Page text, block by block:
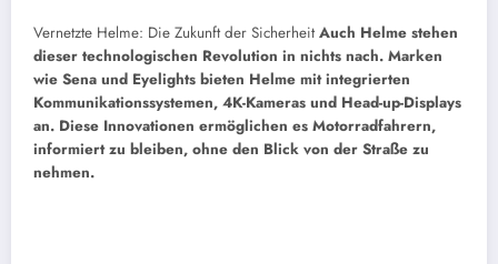
Vernetzte Helme: Die Zukunft der SicherheitAuch Helme stehen
dieser technologischen Revolution in nichts nach. Marken
wie Sena und Eyelights bieten Helme mit integrierten
Kommunikationssystemen, 4K-Kameras und Head-up-Displays
an. Diese Innovationen ermöglichen es Motorradfahrern,
informiert zu bleiben, ohne den Blick von der Straße zu
nehmen.